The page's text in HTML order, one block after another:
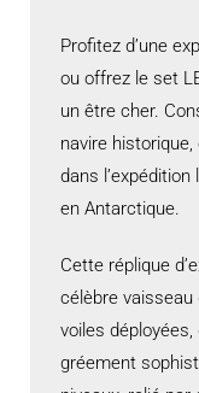
Profitez d’une
ou offrez le set
un être cher.
navire historique,
dans
en Antarctique.
Cette réplique
célèbre
voiles déployées,
gréement